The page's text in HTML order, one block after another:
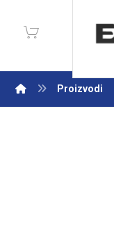
Proizvodi